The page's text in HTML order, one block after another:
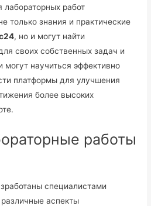
лабораторных работ
только знания и практические
, но и могут найти
своих собственных задач и
могут научиться эффективно
платформы для улучшения
более высоких
работы
специалистами
аспекты